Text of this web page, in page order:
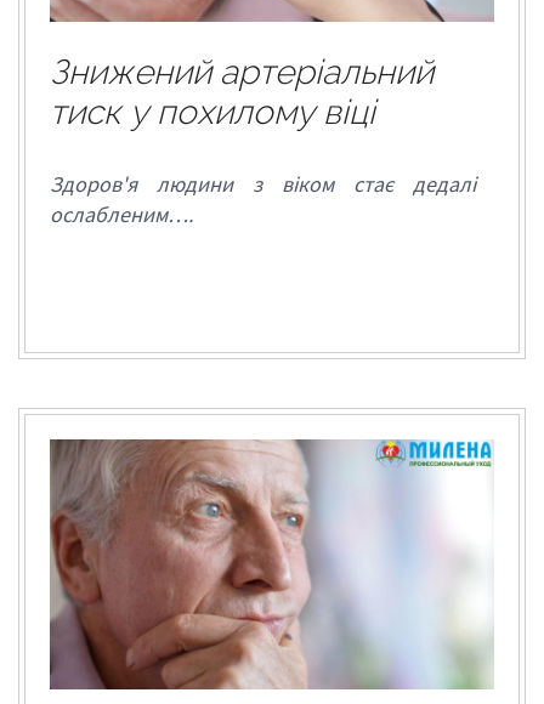
Знижений артеріальний
тиск у похилому віці
Здоров'я людини з віком стає дедалі
ослабленим….